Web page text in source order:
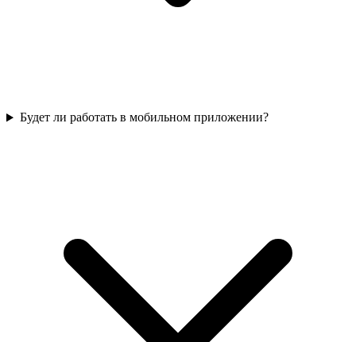
Будет ли работать в мобильном приложении?